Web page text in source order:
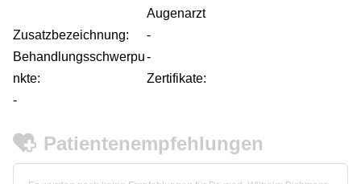
Augenarzt
Zusatzbezeichnung:
-
Behandlungsschwerpu
nkte:
-
Zertifikate:
-
Patientenempfehlungen